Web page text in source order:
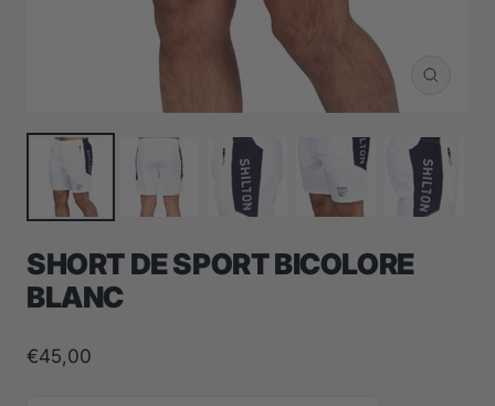
Zoom
SHORT DE SPORT BICOLORE
BLANC
Prix
€45,00